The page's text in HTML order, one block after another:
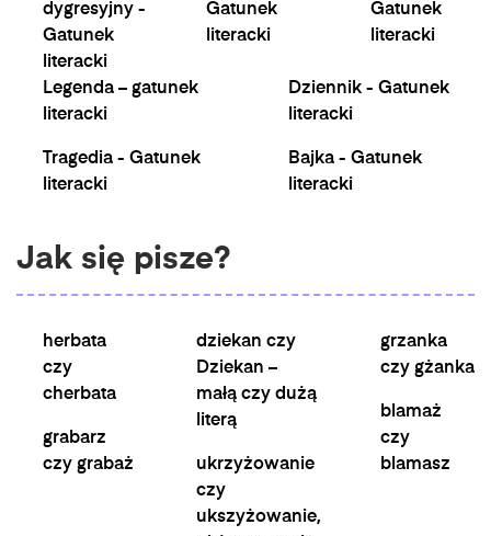
dygresyjny -
Gatunek
literacki
Gatunek
literacki
Gatunek
literacki
Legenda – gatunek
literacki
Tragedia - Gatunek
literacki
Dziennik - Gatunek
literacki
Bajka - Gatunek
literacki
Jak się pisze?
herbata
czy
cherbata
grabarz
czy grabaż
dziekan czy
Dziekan –
małą czy dużą
literą
ukrzyżowanie
czy
ukszyżowanie,
grzanka
czy gżanka
blamaż
czy
blamasz